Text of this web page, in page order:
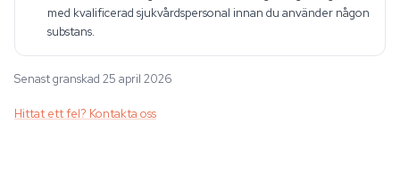
med kvalificerad sjukvårdspersonal innan du använder någon
substans.
Senast granskad 25 april 2026
Hittat ett fel? Kontakta oss